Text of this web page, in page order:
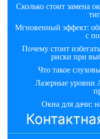
Сколько стоит замена
Мгновенный эффект:
с
Почему стоит
риски при
Что такое
Лазерные уровни
Окна для дачи: